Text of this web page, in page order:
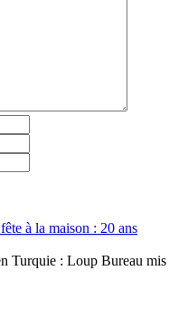
à la maison : 20 ans
Turquie : Loup Bureau mis